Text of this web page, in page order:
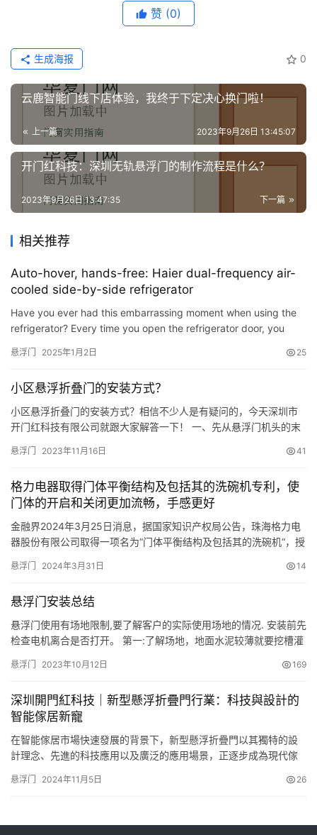
系
们
赞 (0)
0
生成海报
云鹿智能门线下店体验，我终于下定决心换门啦！
上一篇 2023年9月26日 13:45:07
开门红科技：深圳无轨悬浮门的制作流程是什么？
下一篇
2023年9月26日 13:47:35
相关推荐
Auto-hover, hands-free: Haier dual-frequency air-
cooled side-by-side refrigerator
Have you ever had this embarrassing moment when using the
refrigerator? Every time you open the refrigerator door, you
悬浮门 2025年1月2日 25
小区悬浮折叠门的安装方式？
小区悬浮折叠门的安装方式？相信不少人是有疑问的，今天深圳市
开门红科技有限公司就跟大家解答一下！ 一、先从悬浮门机头的末
拉出来之后把机头钥匙找到，一般机头钥匙都捆在门排的末端交叉
边的白色盒子拿出来，里面有无线遥控器*2，无线遥控*1，离合钥
匙…
悬浮门 2023年11月16日 41
格力电器取得门体平衡结构及包括其的洗碗机专利，使
门体的开启和关闭更加流畅，手感更好
金融界2024年3月25日消息，据国家知识产权局公告，珠海格力电
器股份有限公司取得一项名为“门体平衡结构及包括其的洗碗机“，授
示，本发明公开了一种门体平衡结构及包括其的洗碗机。门体平衡
停，包括偏置件、中转机构和柔性连接结构，所述柔…
悬浮门 2024年3月31日 14
悬浮门安装总结
悬浮门使用有场地限制,要了解客户的实际使用场地的情况. 安装前先
检查电机离合是否打开。 第一:了解场地，地面水泥较薄就要挖槽灌
螺丝固定。 第二：把带有轮子的龙门架先放入门架里面，让后在确
门架保持直线，并左右前后保持水平。 第三：看到带电机的龙门…
悬浮门 2023年10月12日 169
深圳開門紅科技｜新型懸浮折疊門行業：科技與設計的
智能傢居新寵
在智能傢居市場快速發展的背景下，新型懸浮折疊門以其獨特的設
計理念、先進的科技應用以及廣泛的應用場景，正逐步成為現代傢
懸浮折疊門行業的相關內容，為大傢提供全面而詳盡的行業洞察。
悬浮门 2024年11月5日 26